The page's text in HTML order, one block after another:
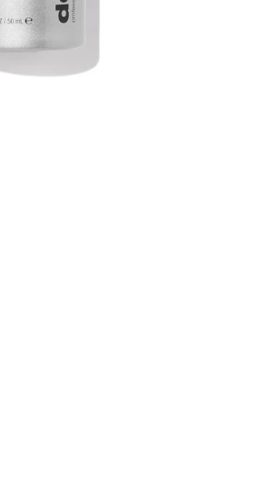
POUR TOUTE COMMANDE PASSÉE AVANT